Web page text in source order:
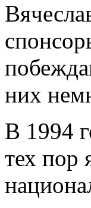
них
В 1994
тех пор